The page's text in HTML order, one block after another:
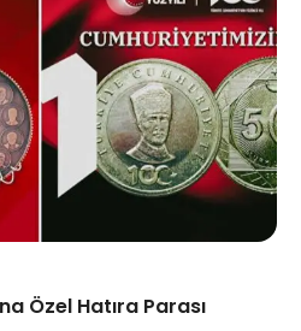
Özel Hatıra Parası